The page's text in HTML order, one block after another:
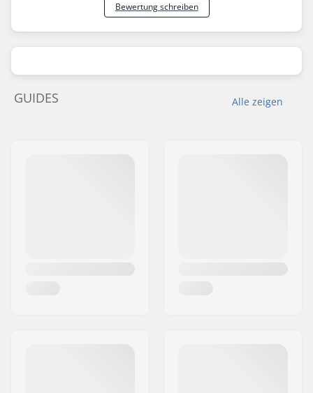
Bewertung schreiben
Alle zeigen
GUIDES